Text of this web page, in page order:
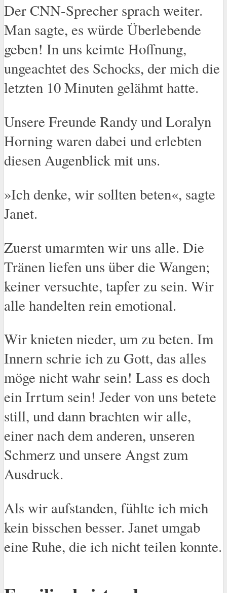
Der CNN-Sprecher sprach weiter.
Man sagte, es würde Überlebende
geben! In uns keimte Hoffnung,
ungeachtet des Schocks, der mich die
letzten 10 Minuten gelähmt hatte.
Unsere Freunde Randy und Loralyn
Horning waren dabei und erlebten
diesen Augenblick mit uns.
»Ich denke, wir sollten beten«, sagte
Janet.
Zuerst umarmten wir uns alle. Die
Tränen liefen uns über die Wangen;
keiner versuchte, tapfer zu sein. Wir
alle handelten rein emotional.
Wir knieten nieder, um zu beten. Im
Innern schrie ich zu Gott, das alles
möge nicht wahr sein! Lass es doch
ein Irrtum sein! Jeder von uns betete
still, und dann brachten wir alle,
einer nach dem anderen, unseren
Schmerz und unsere Angst zum
Ausdruck.
Als wir aufstanden, fühlte ich mich
kein bisschen besser. Janet umgab
eine Ruhe, die ich nicht teilen konnte.